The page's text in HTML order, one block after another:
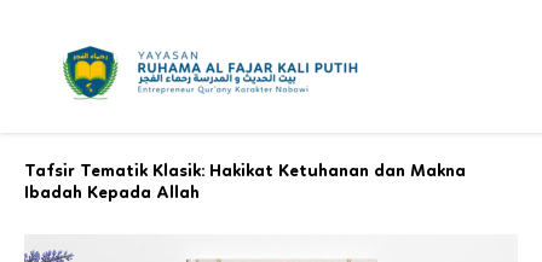
Tafsir Tematik Klasik: Hakikat Ketuhanan dan Makna
Ibadah Kepada Allah